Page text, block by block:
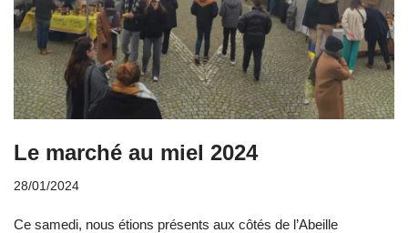
Le marché au miel 2024
28/01/2024
Ce samedi, nous étions présents aux côtés de l’Abeille